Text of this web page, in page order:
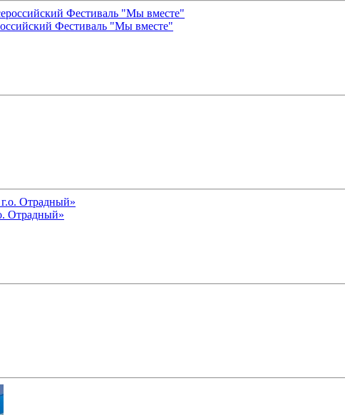
Фестиваль "Мы вместе"
Отрадный»